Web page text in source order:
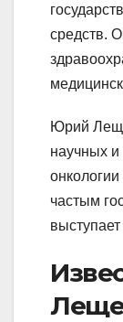
средств.
Юрий
научных
частым